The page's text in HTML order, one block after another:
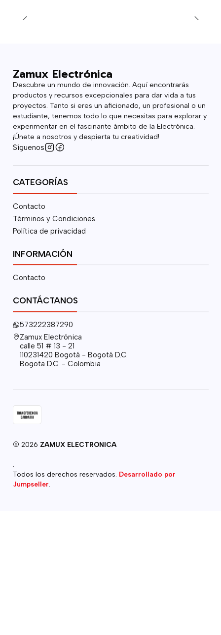
Zamux Electrónica
Descubre un mundo de innovación. Aquí encontrarás
productos y recursos excepcionales para dar vida a tus
proyectos. Tanto si eres un aficionado, un profesional o un
estudiante, tenemos todo lo que necesitas para explorar y
experimentar en el fascinante ámbito de la Electrónica.
¡Únete a nosotros y despierta tu creatividad!
Síguenos
CATEGORÍAS
Contacto
Términos y Condiciones
Política de privacidad
INFORMACIÓN
Contacto
CONTÁCTANOS
573222387290
Zamux Electrónica
calle 51 # 13 - 21
110231420 Bogotá - Bogotá D.C.
Bogota D.C. - Colombia
2026 ZAMUX ELECTRONICA
Todos los derechos reservados. Desarrollado por
Jumpseller